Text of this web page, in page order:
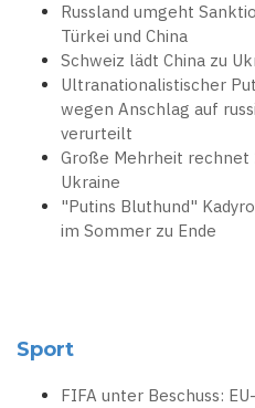
Russland umgeht
Türkei und China
Schweiz lädt China zu
Ultranationalistischer
wegen Anschlag auf
verurteilt
Große Mehrheit rechnet
Ukraine
"Putins Bluthund"
im Sommer zu Ende
Sport
FIFA unter Beschuss: